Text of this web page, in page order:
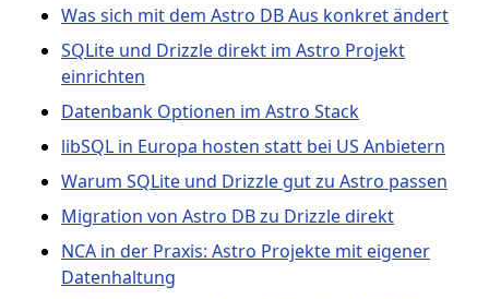
Was sich mit dem Astro DB Aus konkret ändert
SQLite und Drizzle direkt im Astro Projekt
einrichten
Datenbank Optionen im Astro Stack
libSQL in Europa hosten statt bei US Anbietern
Warum SQLite und Drizzle gut zu Astro passen
Migration von Astro DB zu Drizzle direkt
NCA in der Praxis: Astro Projekte mit eigener
Datenhaltung